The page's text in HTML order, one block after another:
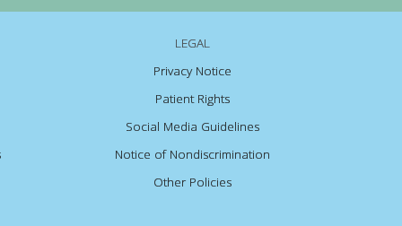
LEGAL
Privacy Notice
Patient Rights
Social Media Guidelines
Notice of Nondiscrimination
Other Policies